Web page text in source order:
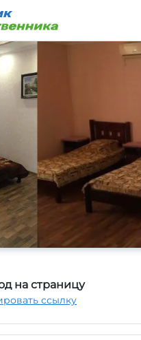
на страницу
ссылку